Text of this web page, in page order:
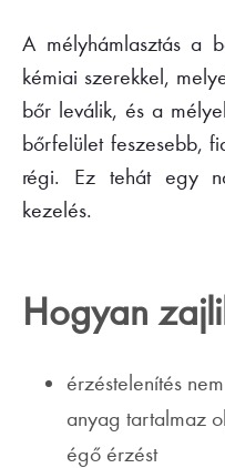
A mélyhámlasztás a
kémiai szerekkel,
bőr leválik, és a
bőrfelület feszesebb,
régi. Ez tehát egy
kezelés.
Hogyan
érzéstelenítés
anyag tartalmaz
égő érzést